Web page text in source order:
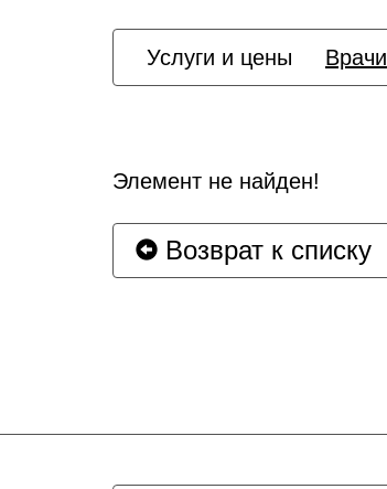
Услуги и цены Врачи
Элемент не найден!
Возврат к списку